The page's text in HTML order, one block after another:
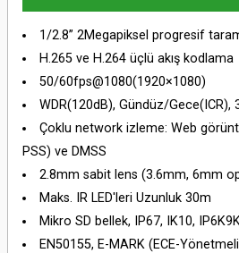
1/2.8” 2Megapiksel progresif
H.265 ve H.264 üçlü akış kodlama
50/60fps@1080(1920×1080)
WDR(120dB), Gündüz/Gece(ICR),
Çoklu network izleme: Web
PSS) ve DMSS
2.8mm sabit lens (3.6mm, 6mm
Maks. IR LED'leri Uzunluk 30m
Mikro SD bellek, IP67, IK10,
EN50155, E-MARK (ECE-